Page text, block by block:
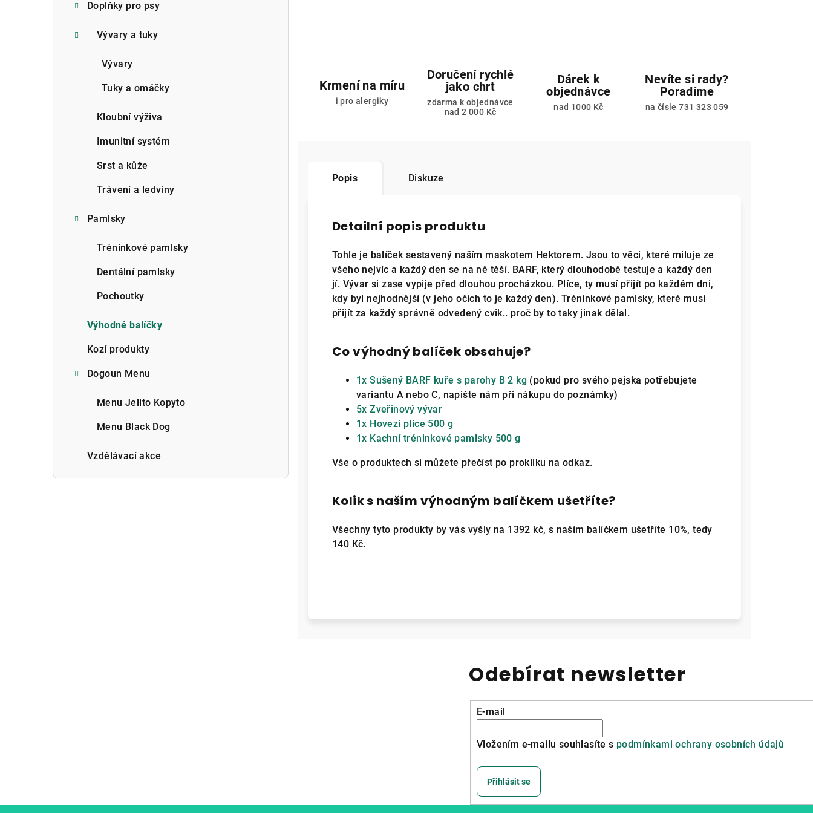
Doplňky pro psy
Vývary a tuky
Vývary
Tuky a omáčky
Kloubní výživa
Imunitní systém
Srst a kůže
Trávení a ledviny
Pamlsky
Tréninkové pamlsky
Dentální pamlsky
Pochoutky
Výhodné balíčky
Kozí produkty
Dogoun Menu
Menu Jelito Kopyto
Menu Black Dog
Vzdělávací akce
Krmení na míru
i pro alergiky
Doručení rychlé
jako chrt
zdarma k objednávce
nad 2 000 Kč
Dárek k
objednávce
nad 1000 Kč
Nevíte si rady?
Poradíme
na čísle 731 323 059
Popis Diskuze
Detailní popis produktu
Tohle je balíček sestavený naším maskotem Hektorem. Jsou to věci, které miluje ze
všeho nejvíc a každý den se na ně těší. BARF, který dlouhodobě testuje a každý den
jí. Vývar si zase vypije před dlouhou procházkou. Plíce, ty musí přijít po každém dni,
kdy byl nejhodnější (v jeho očích to je každý den). Tréninkové pamlsky, které musí
přijít za každý správně odvedený cvik.. proč by to taky jinak dělal.
Co výhodný balíček obsahuje?
1x Sušený BARF kuře s parohy B 2 kg (pokud pro svého pejska potřebujete
variantu A nebo C, napište nám při nákupu do poznámky)
5x Zveřinový vývar
1x Hovezí plíce 500 g
1x Kachní tréninkové pamlsky 500 g
Vše o produktech si můžete přečíst po prokliku na odkaz.
Kolik s naším výhodným balíčkem ušetříte?
Všechny tyto produkty by vás vyšly na 1392 kč, s naším balíčkem ušetříte 10%, tedy
140 Kč.
Odebírat newsletter
E-mail
Vložením e-mailu souhlasíte s podmínkami ochrany osobních údajů
Přihlásit se